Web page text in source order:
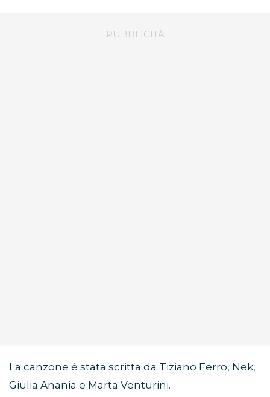
La canzone è stata scritta da Tiziano Ferro, Nek,
Giulia Anania e Marta Venturini.